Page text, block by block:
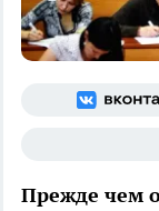
Прежде чем